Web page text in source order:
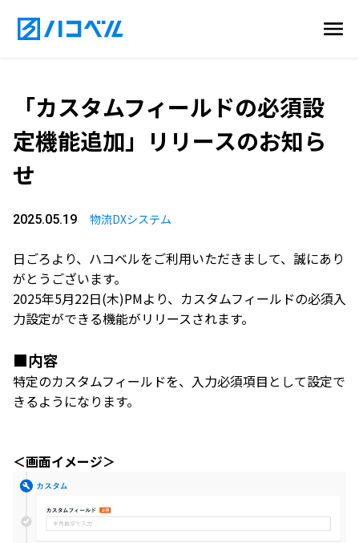
「カスタムフィールドの必須設
定機能追加」リリースのお知ら
せ
2025.05.19 物流DXシステム
日ごろより、ハコベルをご利用いただきまして、誠にあり
がとうございます。
2025年5月22日(木)PMより、カスタムフィールドの必須入
力設定ができる機能がリリースされます。
■内容
特定のカスタムフィールドを、入力必須項目として設定で
きるようになります。
＜画面イメージ＞